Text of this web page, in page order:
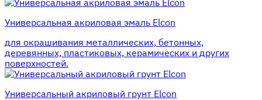
Универсальная акриловая эмаль Elcon
для окрашивания металлических, бетонных,
деревянных, пластиковых, керамических и других
поверхностей.
Универсальный акриловый грунт Elcon